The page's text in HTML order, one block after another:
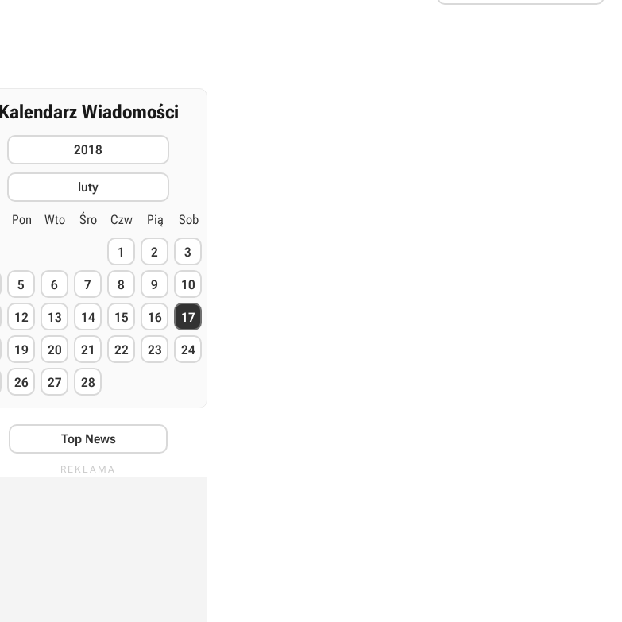
Kalendarz Wiadomości
2018
luty
Pon Wto Śro Czw Pią Sob
1 2 3
5 6 7 8 9 10
12 13 14 15 16 17
19 20 21 22 23 24
26 27 28
Top News